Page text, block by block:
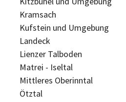
Kramsach
Kufstein und Umgebung
Landeck
Lienzer Talboden
Matrei - Iseltal
Mittleres Oberinntal
Ötztal